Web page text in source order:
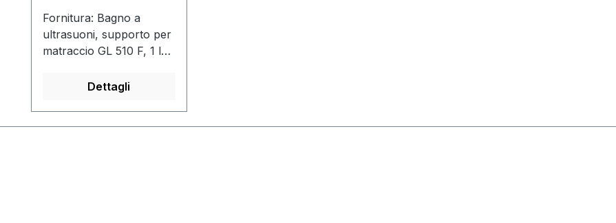
Fornitura: Bagno a
ultrasuoni, supporto per
matraccio GL 510 F, 1 l
Dettagli